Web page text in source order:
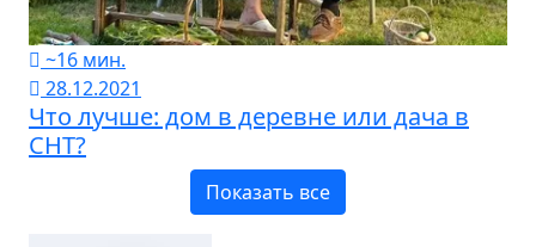
~16 мин.
28.12.2021
Что лучше: дом в деревне или дача в
СНТ?
Показать все